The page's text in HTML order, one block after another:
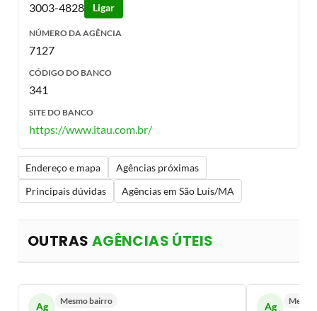
3003-4828 Ligar
NÚMERO DA AGÊNCIA
7127
CÓDIGO DO BANCO
341
SITE DO BANCO
https://www.itau.com.br/
Endereço e mapa
Agências próximas
Principais dúvidas
Agências em São Luís/MA
OUTRAS AGÊNCIAS ÚTEIS
Ag Mesmo bairro Ag